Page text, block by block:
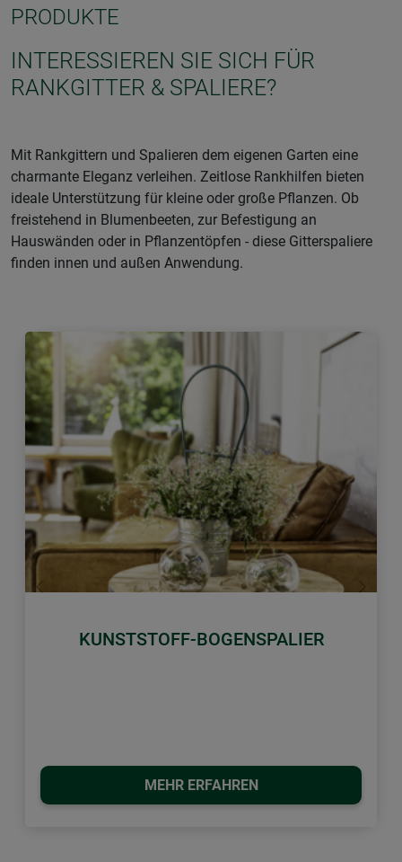
PRODUKTE
INTERESSIEREN SIE SICH FÜR
RANKGITTER & SPALIERE?
Mit Rankgittern und Spalieren dem eigenen Garten eine
charmante Eleganz verleihen. Zeitlose Rankhilfen bieten
ideale Unterstützung für kleine oder große Pflanzen. Ob
freistehend in Blumenbeeten, zur Befestigung an
Hauswänden oder in Pflanzentöpfen - diese Gitterspaliere
finden innen und außen Anwendung.
KUNSTSTOFF-BOGENSPALIER
MEHR ERFAHREN
Zurück Weiter